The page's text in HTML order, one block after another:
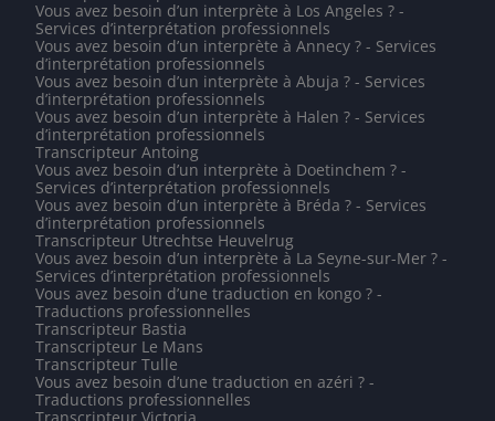
Vous avez besoin d’un interprète à Los Angeles ? -
Services d’interprétation professionnels
Vous avez besoin d’un interprète à Annecy ? - Services
d’interprétation professionnels
Vous avez besoin d’un interprète à Abuja ? - Services
d’interprétation professionnels
Vous avez besoin d’un interprète à Halen ? - Services
d’interprétation professionnels
Transcripteur Antoing
Vous avez besoin d’un interprète à Doetinchem ? -
Services d’interprétation professionnels
Vous avez besoin d’un interprète à Bréda ? - Services
d’interprétation professionnels
Transcripteur Utrechtse Heuvelrug
Vous avez besoin d’un interprète à La Seyne-sur-Mer ? -
Services d’interprétation professionnels
Vous avez besoin d’une traduction en kongo ? -
Traductions professionnelles
Transcripteur Bastia
Transcripteur Le Mans
Transcripteur Tulle
Vous avez besoin d’une traduction en azéri ? -
Traductions professionnelles
Transcripteur Victoria